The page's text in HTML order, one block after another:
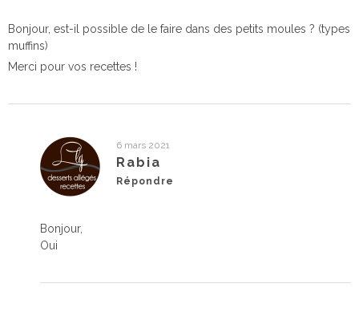
Bonjour, est-il possible de le faire dans des petits moules ? (types
muffins)
Merci pour vos recettes !
6 mars 2021
Rabia
Répondre
Bonjour,
Oui